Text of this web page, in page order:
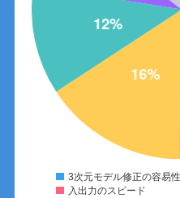
3次元モデル修正の容易性
入出力のスピード